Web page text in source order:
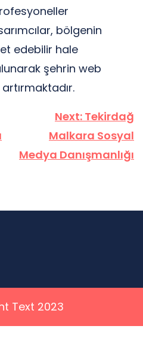
bölgenin
edebilir hale
şehrin web
Next: Tekirdağ
Malkara Sosyal
Medya Danışmanlığı
Text 2023